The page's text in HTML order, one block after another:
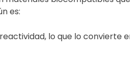
es:
lo que lo